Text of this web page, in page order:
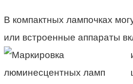
В компактных лампочках
или встроенные аппараты